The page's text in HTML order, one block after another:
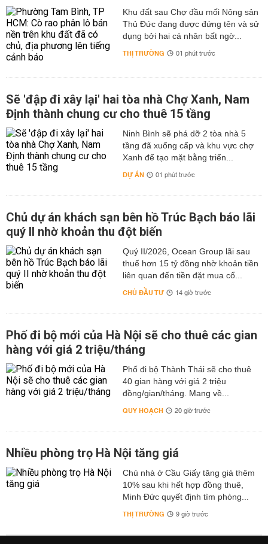
Khu đất sau Chợ đầu mối Nông sản
Thủ Đức đang được đứng tên và sử
dụng bởi hai cá nhân bất ngờ...
THỊ TRƯỜNG 01 phút trước
Sẽ 'đập đi xây lại' hai tòa nhà Chợ Xanh, Nam
Định thành chung cư cho thuê 15 tầng
Ninh Bình sẽ phá dỡ 2 tòa nhà 5
tầng đã xuống cấp và khu vực chợ
Xanh để tạo mặt bằng triển...
DỰ ÁN 01 phút trước
Chủ dự án khách sạn bên hồ Trúc Bạch báo lãi
quý II nhờ khoản thu đột biến
Quý II/2026, Ocean Group lãi sau
thuế hơn 15 tỷ đồng nhờ khoản tiền
liên quan đến tiền đặt mua cổ...
CHỦ ĐẦU TƯ 14 giờ trước
Phố đi bộ mới của Hà Nội sẽ cho thuê các gian
hàng với giá 2 triệu/tháng
Phố đi bộ Thành Thái sẽ cho thuê
40 gian hàng với giá 2 triệu
đồng/gian/tháng. Mang về...
QUY HOẠCH 20 giờ trước
Nhiều phòng trọ Hà Nội tăng giá
Chủ nhà ở Cầu Giấy tăng giá thêm
10% sau khi hết hợp đồng thuê,
Minh Đức quyết định tìm phòng...
THỊ TRƯỜNG 9 giờ trước